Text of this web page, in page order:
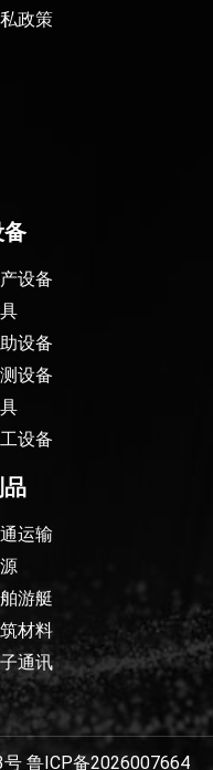
政策
设备
设备
设备
设备
运输
游艇
材料
通讯
号 鲁ICP备2026007664